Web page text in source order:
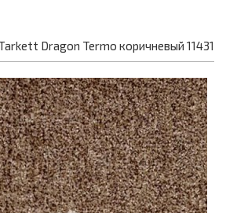
Dragon Termo коричневый 11431